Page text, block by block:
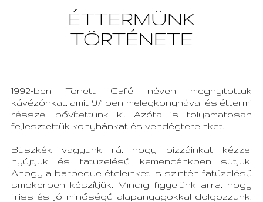
ÉTTERMÜNK
TÖRTÉNETE
1992-ben Tonett Café néven megnyitottuk
kávézónkat, amit 97’-ben melegkonyhával és éttermi
résszel bővítettünk ki. Azóta is folyamatosan
fejlesztettük konyhánkat és vendégtereinket.
Büszkék vagyunk rá, hogy pizzáinkat kézzel
nyújtjuk és fatüzelésű kemencénkben sütjük.
Ahogy a barbeque ételeinket is szintén fatüzelésű
smokerben készítjük. Mindig figyelünk arra, hogy
friss és jó minőségű alapanyagokkal dolgozzunk.